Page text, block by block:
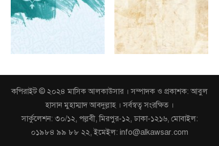
কপিরাইট © ২০২৪ মাসিক আলকাউসার । সম্পাদক ও প্রকাশক: আবুল
হাসান মুহাম্মাদ আবদুল্লাহ । সর্বস্বত্ব সংরক্ষিত ।
সার্কুলেশন: ৩০/১২, পল্লবী, মিরপুর-১২, ঢাকা-১২১৬, মোবাইল:
০১৯৮৪ ৯৯ ৮৮ ২২, ইমেইল: info@alkawsar.com